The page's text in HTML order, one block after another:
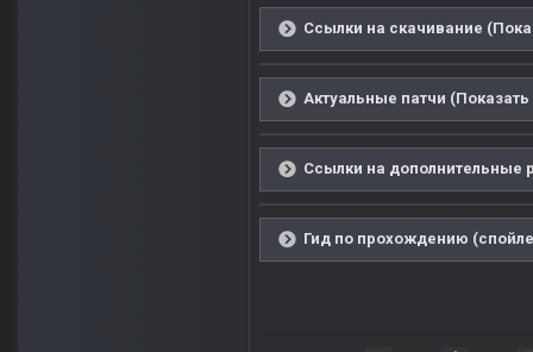
Ссылки на скачивание
Актуальные патчи (Показать
Ссылки на дополнительные
Гид по прохождению